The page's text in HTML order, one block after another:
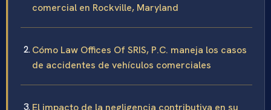
comercial en Rockville, Maryland
Cómo Law Offices Of SRIS, P.C. maneja los casos
de accidentes de vehículos comerciales
El impacto de la negligencia contributiva en su